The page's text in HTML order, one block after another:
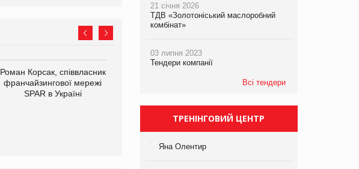
Роман Корсак, співвласник
франчайзингової мережі
SPAR в Україні
виробництва
компанії «УкраМарин»
21 січня 2026
ТДВ «Золотоніський маслоробний
комбінат»
03 липня 2023
Тендери компанії
Всі тендери
ТРЕНІНГОВИЙ ЦЕНТР
Яна Олентир